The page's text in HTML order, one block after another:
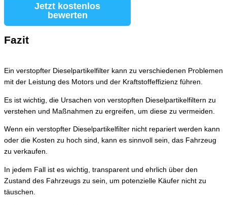
Jetzt kostenlos
bewerten
Fazit
Ein verstopfter Dieselpartikelfilter kann zu verschiedenen Problemen
mit der Leistung des Motors und der Kraftstoffeffizienz führen.
Es ist wichtig, die Ursachen von verstopften Dieselpartikelfiltern zu
verstehen und Maßnahmen zu ergreifen, um diese zu vermeiden.
Wenn ein verstopfter Dieselpartikelfilter nicht repariert werden kann
oder die Kosten zu hoch sind, kann es sinnvoll sein, das Fahrzeug
zu verkaufen.
In jedem Fall ist es wichtig, transparent und ehrlich über den
Zustand des Fahrzeugs zu sein, um potenzielle Käufer nicht zu
täuschen.